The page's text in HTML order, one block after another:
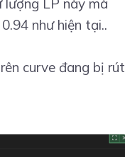
lượng LP này mà
như hiện tại..
curve đang bị rút